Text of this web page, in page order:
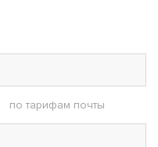
по тарифам почты